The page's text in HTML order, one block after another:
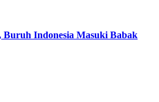
Indonesia Masuki Babak